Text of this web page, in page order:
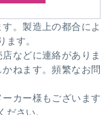
。製造上の都合によ
す。
などに連絡がありま
ねます。頻繁なお問
カー様もございます
さい。